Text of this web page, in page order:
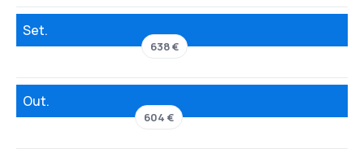
Set.
638 €
Out.
604 €